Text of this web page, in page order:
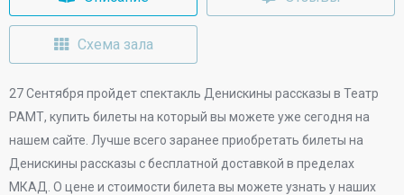
Схема зала
27 Сентября пройдет спектакль Денискины рассказы в Театр
РАМТ, купить билеты на который вы можете уже сегодня на
нашем сайте. Лучше всего заранее приобретать билеты на
Денискины рассказы с бесплатной доставкой в пределах
МКАД. О цене и стоимости билета вы можете узнать у наших